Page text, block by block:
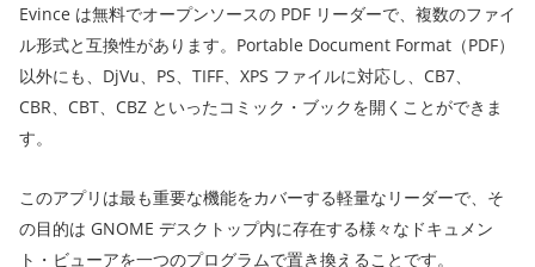
Evince は無料でオープンソースの PDF リーダーで、複数のファイ
ル形式と互換性があります。Portable Document Format（PDF）
以外にも、DjVu、PS、TIFF、XPS ファイルに対応し、CB7、
CBR、CBT、CBZ といったコミック・ブックを開くことができま
す。
このアプリは最も重要な機能をカバーする軽量なリーダーで、そ
の目的は GNOME デスクトップ内に存在する様々なドキュメン
ト・ビューアを一つのプログラムで置き換えることです。